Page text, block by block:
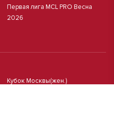
Первая лига MCL PRO Весна
2026
Кубок Москвы(жен.)